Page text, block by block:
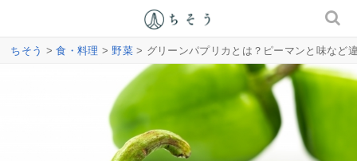
ちそう >食・料理 >野菜> グリーンパプリカとは？ピーマンと味など